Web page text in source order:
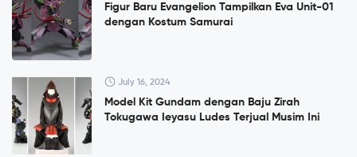
Figur Baru Evangelion Tampilkan Eva Unit-01
dengan Kostum Samurai
July 16, 2024
Model Kit Gundam dengan Baju Zirah
Tokugawa Ieyasu Ludes Terjual Musim Ini